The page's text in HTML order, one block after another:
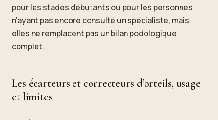
pour les stades débutants ou pour les personnes
n’ayant pas encore consulté un spécialiste, mais
elles ne remplacent pas un bilan podologique
complet.
Les écarteurs et correcteurs d’orteils, usage
et limites